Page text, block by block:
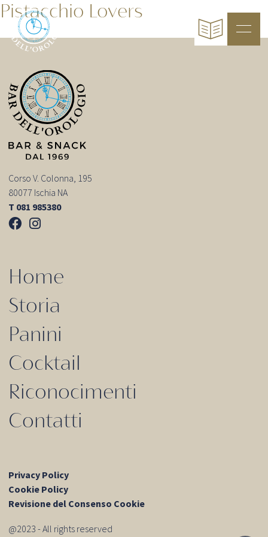
Pistacchio Lovers
Corso V. Colonna, 195
80077 Ischia NA
T 081 985380
Home
Storia
Panini
Cocktail
Riconocimenti
Contatti
Privacy Policy
Cookie Policy
Revisione del Consenso Cookie
@2023 - All rights reserved